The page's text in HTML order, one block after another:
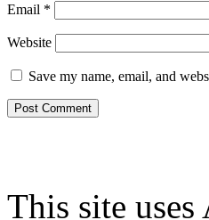
Email *
Website
Save my name, email, and
This site